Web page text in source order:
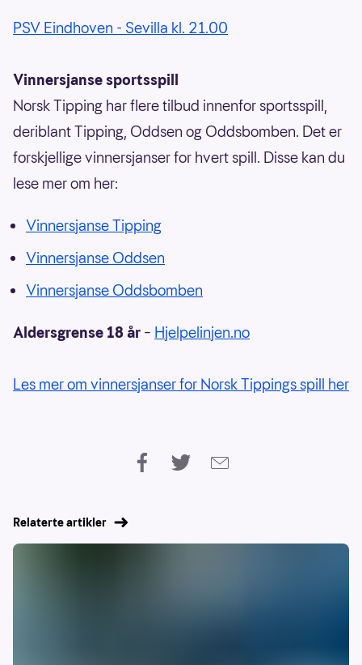
PSV Eindhoven - Sevilla kl. 21.00
Vinnersjanse sportsspill
Norsk Tipping har flere tilbud innenfor sportsspill,
deriblant Tipping, Oddsen og Oddsbomben. Det er
forskjellige vinnersjanser for hvert spill. Disse kan du
lese mer om her:
Vinnersjanse Tipping
Vinnersjanse Oddsen
Vinnersjanse Oddsbomben
Aldersgrense 18 år – Hjelpelinjen.no
Les mer om vinnersjanser for Norsk Tippings spill her
Relaterte artikler